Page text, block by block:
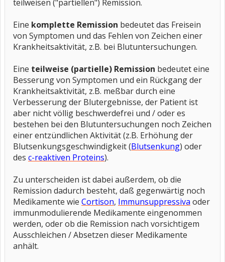
teilweisen ("partiellen") Remission.
Eine komplette Remission bedeutet das Freisein
von Symptomen und das Fehlen von Zeichen einer
Krankheitsaktivität, z.B. bei Blutuntersuchungen.
Eine teilweise (partielle) Remission bedeutet eine
Besserung von Symptomen und ein Rückgang der
Krankheitsaktivität, z.B. meßbar durch eine
Verbesserung der Blutergebnisse, der Patient ist
aber nicht völlig beschwerdefrei und / oder es
bestehen bei den Blutuntersuchungen noch Zeichen
einer entzündlichen Aktivität (z.B. Erhöhung der
Blutsenkungsgeschwindigkeit (Blutsenkung) oder
des c-reaktiven Proteins).
Zu unterscheiden ist dabei außerdem, ob die
Remission dadurch besteht, daß gegenwärtig noch
Medikamente wie Cortison, Immunsuppressiva oder
immunmodulierende Medikamente eingenommen
werden, oder ob die Remission nach vorsichtigem
Ausschleichen / Absetzen dieser Medikamente
anhält.